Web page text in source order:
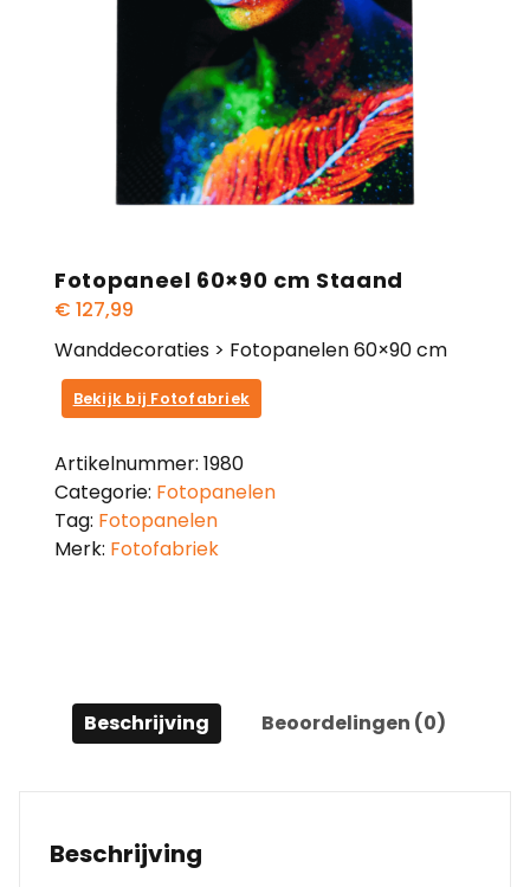
Fotopaneel 60×90 cm Staand
€ 127,99
Wanddecoraties > Fotopanelen 60×90 cm
Bekijk bij Fotofabriek
Artikelnummer: 1980
Categorie: Fotopanelen
Tag: Fotopanelen
Merk: Fotofabriek
Beschrijving Beoordelingen (0)
Beschrijving